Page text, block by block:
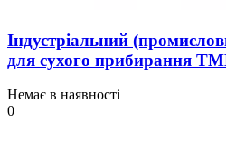
Індустріальний
для сухого прибирання
Немає в наявності
0